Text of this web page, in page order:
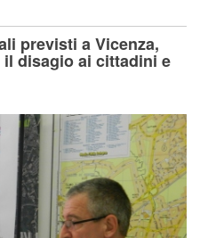
previsti a Vicenza,
disagio ai cittadini e